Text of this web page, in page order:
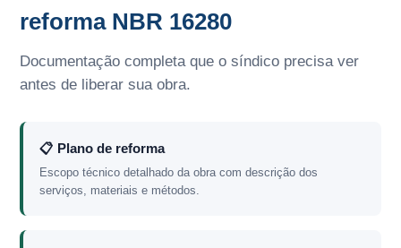
reforma NBR 16280
Documentação completa que o síndico precisa ver
antes de liberar sua obra.
📋 Plano de reforma
Escopo técnico detalhado da obra com descrição dos
serviços, materiais e métodos.